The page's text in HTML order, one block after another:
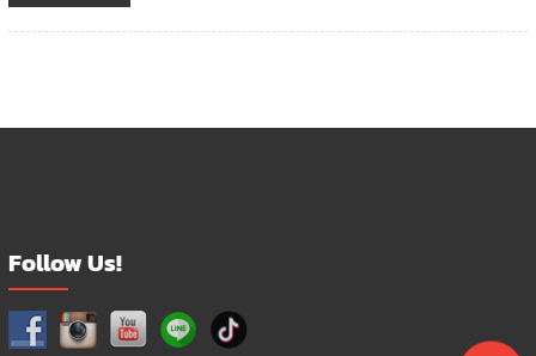
Follow Us!